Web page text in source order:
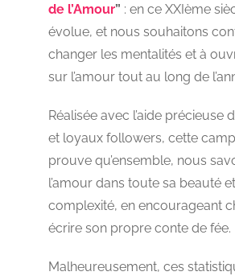
de l’Amour” : en ce XXIème
évolue, et nous souhaitons
changer les mentalités et à
sur l’amour tout au long de
Réalisée avec l’aide précieuse
et loyaux followers, cette
prouve qu’ensemble, nous
l’amour dans toute sa beauté
complexité, en encourageant
écrire son propre conte de fée.
Malheureusement, ces